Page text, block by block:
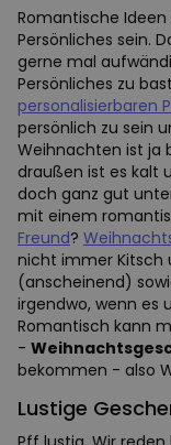
Romantische
Persönliches sein.
gerne mal
Persönliches zu
personalisierbaren
persönlich zu sein
Weihnachten ist ja
draußen ist es kalt
doch ganz gut
mit einem
Freund?
nicht immer Kitsch
(anscheinend)
irgendwo, wenn es
Romantisch kann
-
bekommen - also
Lustige